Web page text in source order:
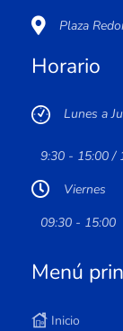
Plaza
Horario
Lunes a
9:30 - 15:00 /
Viernes
09:30 - 15:00
Menú
Inicio